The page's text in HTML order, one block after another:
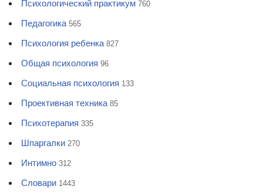
Психологический практикум 760
Педагогика 565
Психология ребенка 827
Общая психология 96
Социальная психология 133
Проективная техника 85
Психотерапия 335
Шпаргалки 270
Интимно 312
Словари 1443